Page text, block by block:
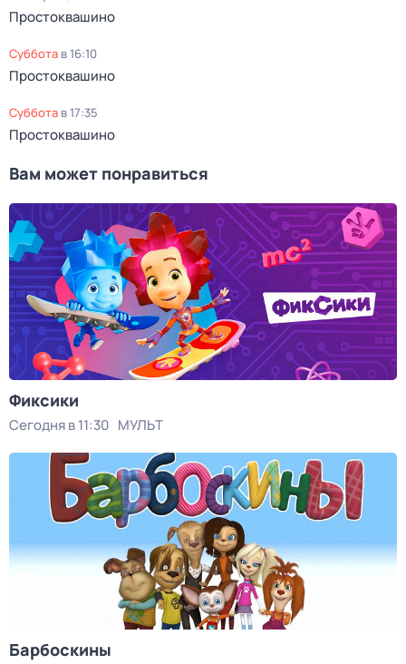
Простоквашино
суббота в16:10
Простоквашино
суббота в17:35
Простоквашино
Вам может понравиться
Фиксики
Сегодня в 11:30 МУЛЬТ
Барбоскины